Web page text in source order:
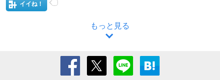
イイね！
もっと見る